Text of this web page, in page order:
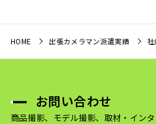
HOME 出張カメラマン派遣実績
お問い合わせ
商品撮影、モデル撮影、取材・イン